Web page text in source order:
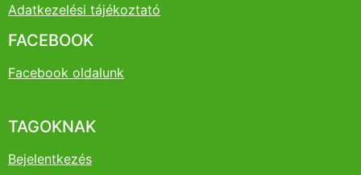
Adatkezelési tájékoztató
FACEBOOK
Facebook oldalunk
TAGOKNAK
Bejelentkezés